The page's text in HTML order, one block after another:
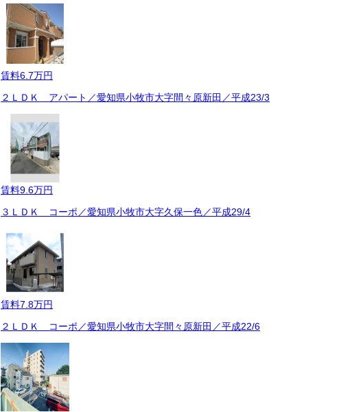
賃料6.7万円
２ＬＤＫ アパート／愛知県小牧市大字間々原新田／平成23/3
賃料9.6万円
３ＬＤＫ コーポ／愛知県小牧市大字久保一色／平成29/4
賃料7.8万円
２ＬＤＫ コーポ／愛知県小牧市大字間々原新田／平成22/6